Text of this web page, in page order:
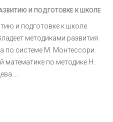
И ПОДГОТОВКЕ К ШКОЛЕ
и подготовке к школе.
методиками развития
по системе М. Монтессори.
математике по методике Н.